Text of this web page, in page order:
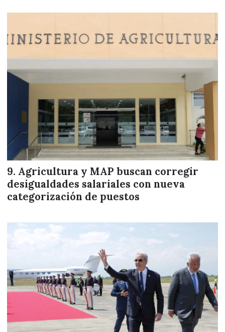
Agricultura y MAP buscan corregir
desigualdades salariales con nueva
categorización de puestos